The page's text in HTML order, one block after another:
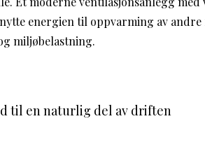
energien til oppvarming av andre
miljøbelastning.
til en naturlig del av driften